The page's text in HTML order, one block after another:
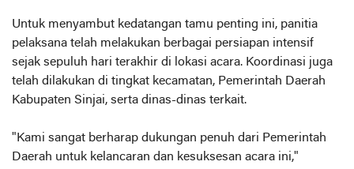
Untuk menyambut kedatangan tamu penting ini, panitia
pelaksana telah melakukan berbagai persiapan intensif
sejak sepuluh hari terakhir di lokasi acara. Koordinasi juga
telah dilakukan di tingkat kecamatan, Pemerintah Daerah
Kabupaten Sinjai, serta dinas-dinas terkait.
"Kami sangat berharap dukungan penuh dari Pemerintah
Daerah untuk kelancaran dan kesuksesan acara ini,"